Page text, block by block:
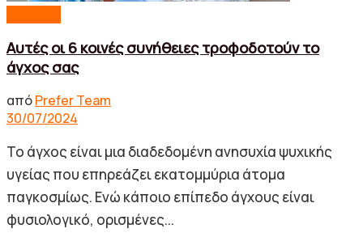
Αυτές οι 6 κοινές συνήθειες τροφοδοτούν το
άγχος σας
απόPrefer Team
30/07/2024
Το άγχος είναι μια διαδεδομένη ανησυχία ψυχικής
υγείας που επηρεάζει εκατομμύρια άτομα
παγκοσμίως. Ενώ κάποιο επίπεδο άγχους είναι
φυσιολογικό, ορισμένες...